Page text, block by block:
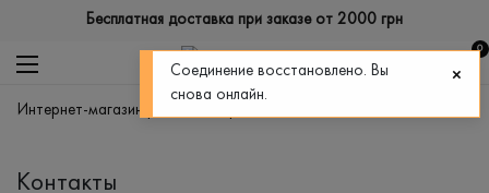
Бесплатная доставка при заказе от 2000 грн
0
интернет-магазин promin
Контакты
Соединение восстановлено. Вы
снова онлайн.